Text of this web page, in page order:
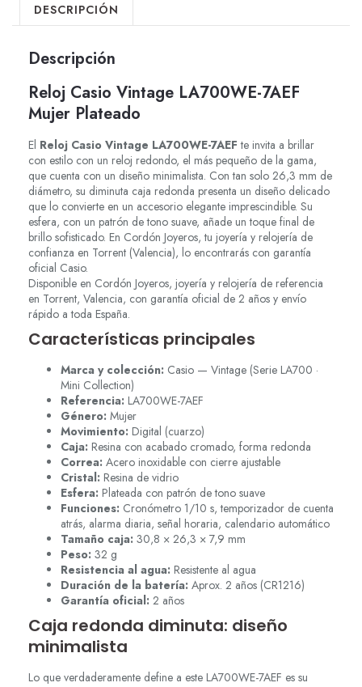
DESCRIPCIÓN
Descripción
Reloj Casio Vintage LA700WE-7AEF
Mujer Plateado
El Reloj Casio Vintage LA700WE-7AEF te invita a brillar
con estilo con un reloj redondo, el más pequeño de la gama,
que cuenta con un diseño minimalista. Con tan solo 26,3 mm de
diámetro, su diminuta caja redonda presenta un diseño delicado
que lo convierte en un accesorio elegante imprescindible. Su
esfera, con un patrón de tono suave, añade un toque final de
brillo sofisticado. En Cordón Joyeros, tu joyería y relojería de
confianza en Torrent (Valencia), lo encontrarás con garantía
oficial Casio.
Disponible en Cordón Joyeros, joyería y relojería de referencia
en Torrent, Valencia, con garantía oficial de 2 años y envío
rápido a toda España.
Características principales
Marca y colección: Casio — Vintage (Serie LA700 ·
Mini Collection)
Referencia: LA700WE-7AEF
Género: Mujer
Movimiento: Digital (cuarzo)
Caja: Resina con acabado cromado, forma redonda
Correa: Acero inoxidable con cierre ajustable
Cristal: Resina de vidrio
Esfera: Plateada con patrón de tono suave
Funciones: Cronómetro 1/10 s, temporizador de cuenta
atrás, alarma diaria, señal horaria, calendario automático
Tamaño caja: 30,8 × 26,3 × 7,9 mm
Peso: 32 g
Resistencia al agua: Resistente al agua
Duración de la batería: Aprox. 2 años (CR1216)
Garantía oficial: 2 años
Caja redonda diminuta: diseño
minimalista
Lo que verdaderamente define a este LA700WE-7AEF es su